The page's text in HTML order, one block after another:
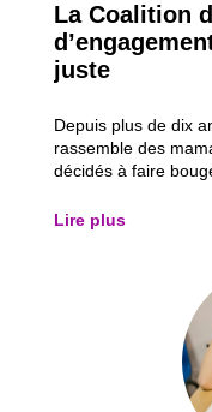
La Coalition
juste
Depuis plus de dix
rassemble des
décidés à faire
enfant ait les
Lire plus